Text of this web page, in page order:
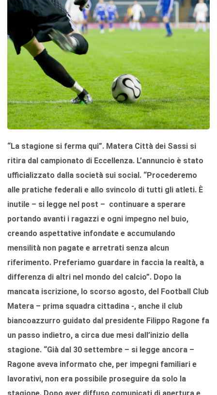
“La stagione si ferma qui”. Matera Città dei Sassi si
ritira dal campionato di Eccellenza. L’annuncio è stato
ufficializzato dalla società sui social. “Procederemo
alle pratiche federali e allo svincolo di tutti gli atleti. È
inutile – si legge nel post – continuare a sperare
portando avanti i ragazzi e ogni impegno nel buio,
creando aspettative infondate e accumulando
mensilità non pagate e arretrati senza alcun
riferimento. Preferiamo guardare in faccia la realtà, a
differenza di altri nel mondo del calcio”. Dopo la
mancata iscrizione, lo scorso agosto, del Football Club
Matera – prima squadra cittadina -, anche il club
biancoazzurro guidato dal presidente Filippo Ragone fa
un passo indietro, a circa due mesi dall’inizio della
stagione. “Già dal 30 settembre – si legge ancora –
Ragone aveva informato che, per impegni familiari e
lavorativi, non era possibile proseguire da solo la